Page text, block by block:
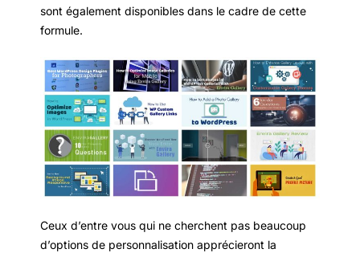
sont également disponibles dans le cadre de cette
formule.
Ceux d’entre vous qui ne cherchent pas beaucoup
d’options de personnalisation apprécieront la